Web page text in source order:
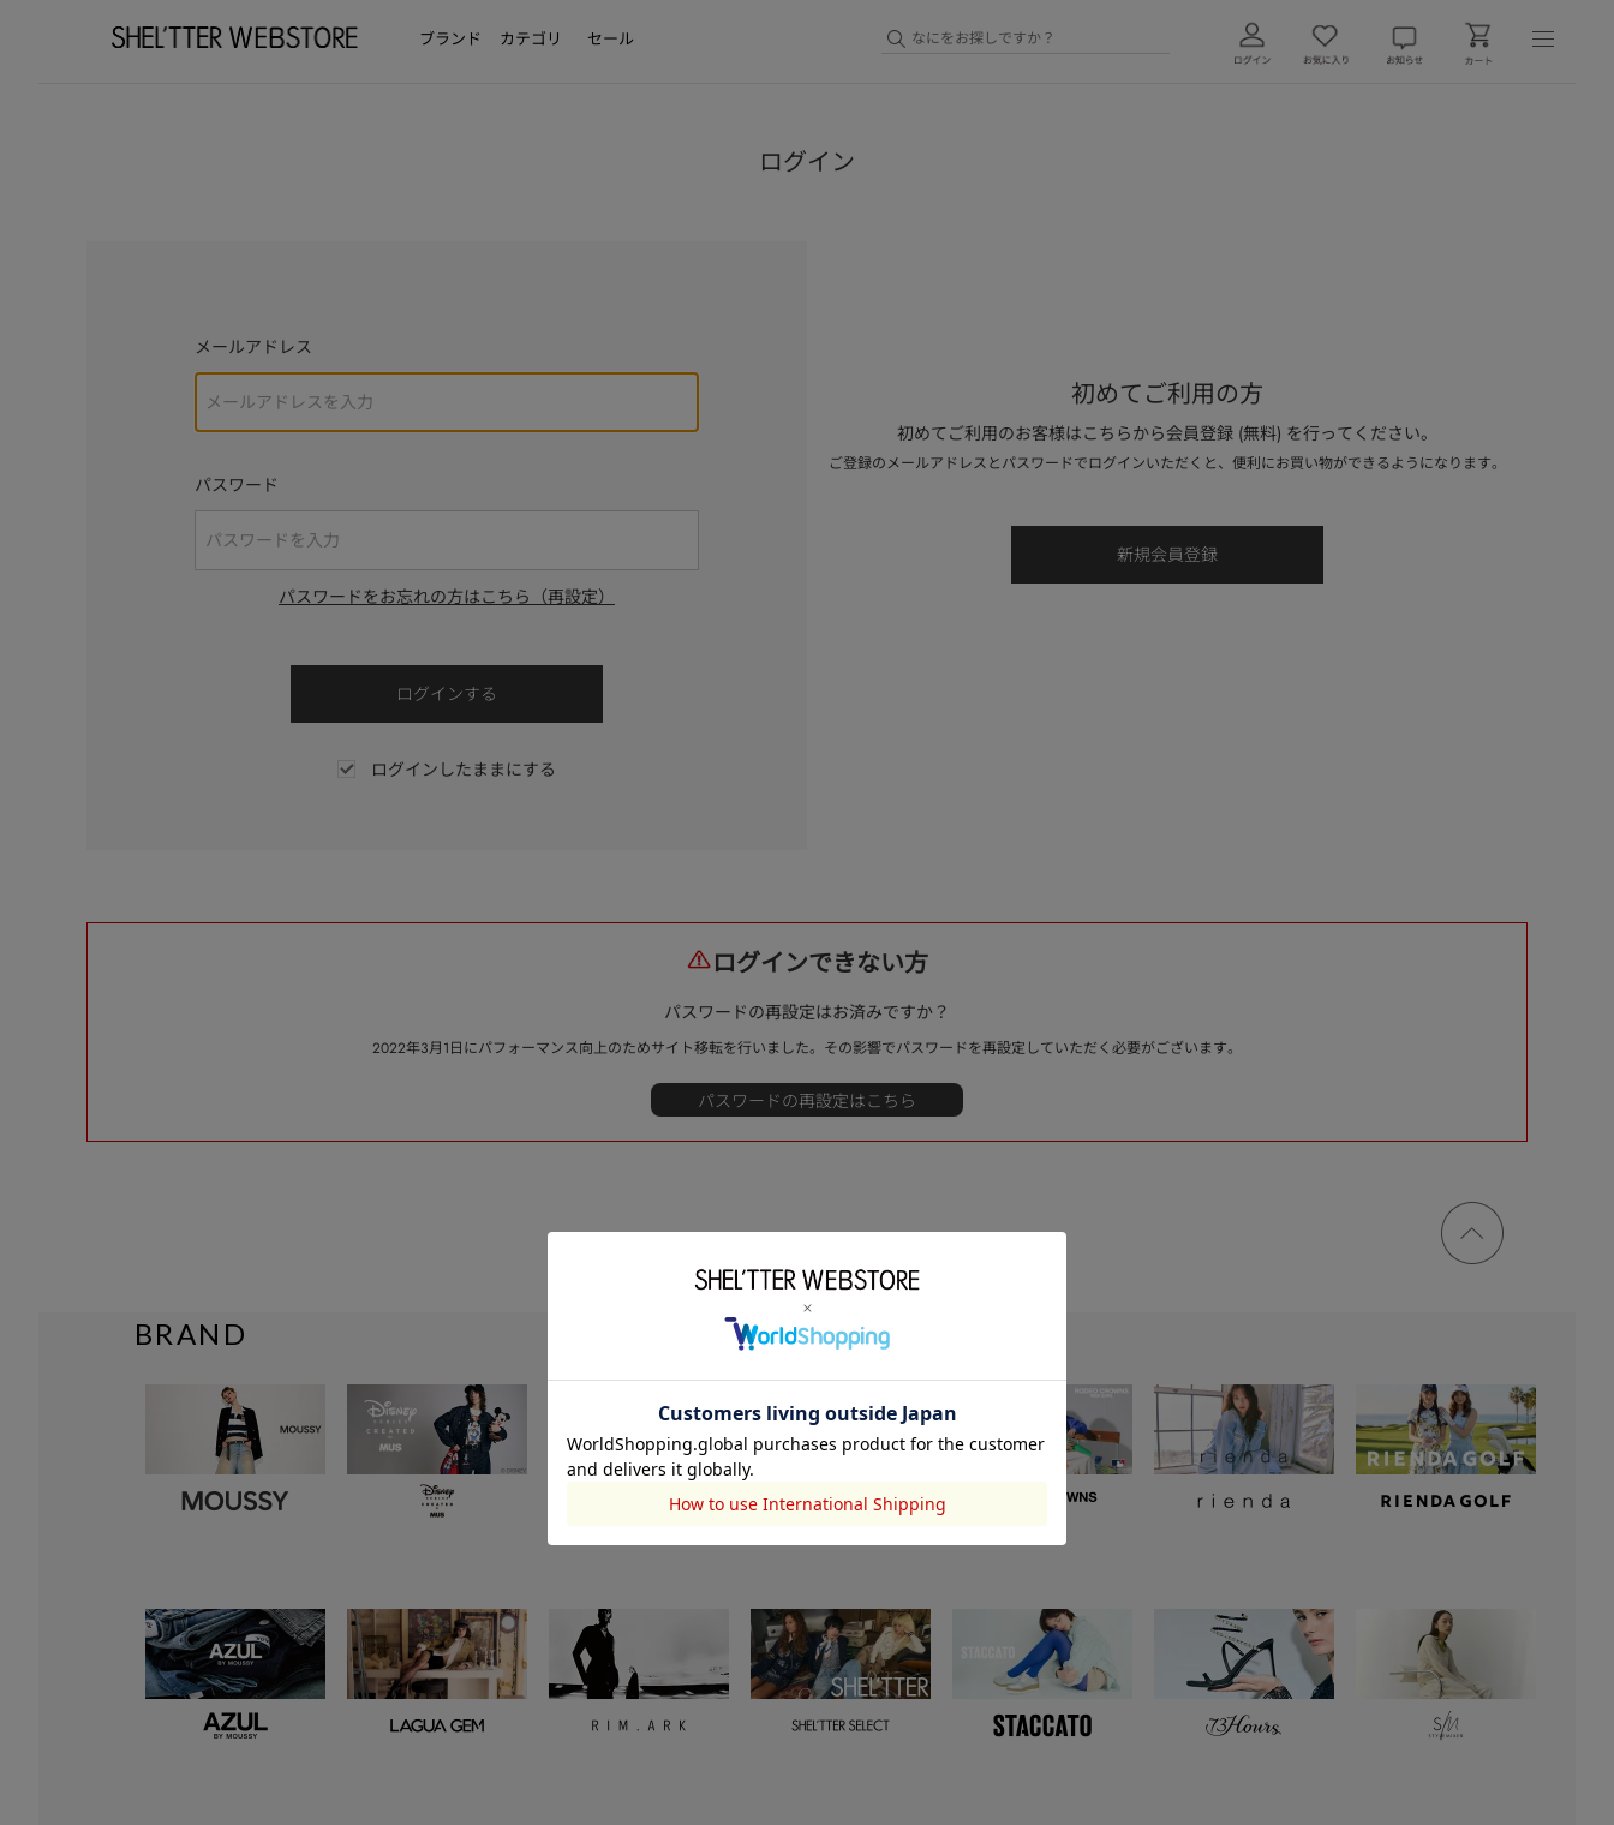
ブランド カテゴリ セール
ログイン
メールアドレス
パスワード
パスワードをお忘れの方はこちら（再設定）
ログインしたままにする
初めてご利用の方
初めてご利用のお客様はこちらから会員登録 (無料) を行ってください。
ご登録のメールアドレスとパスワードでログインいただくと、便利にお買い物ができるようになります。
ログインできない方
パスワードの再設定はお済みですか？
2022年3月1日にパフォーマンス向上のためサイト移転を行いました。その影響でパスワードを再設定していただく必要がございます。
ページ
トップ
BRAND